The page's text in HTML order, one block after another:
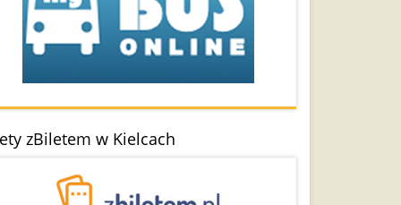
zBiletem w Kielcach